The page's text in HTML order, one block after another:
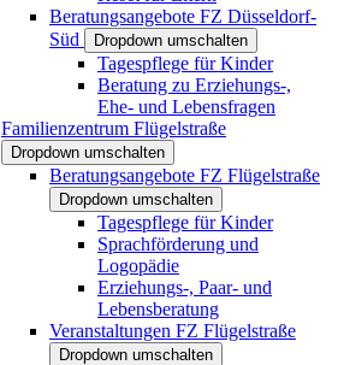
Beratungsangebote FZ Düsseldorf-
Süd
Dropdown umschalten
Tagespflege für Kinder
Beratung zu Erziehungs-,
Ehe- und Lebensfragen
Familienzentrum Flügelstraße
Dropdown umschalten
Beratungsangebote FZ Flügelstraße
Dropdown umschalten
Tagespflege für Kinder
Sprachförderung und
Logopädie
Erziehungs-, Paar- und
Lebensberatung
Veranstaltungen FZ Flügelstraße
Dropdown umschalten